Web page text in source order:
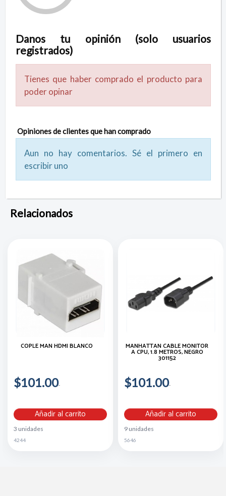
Danos tu opinión (solo usuarios
registrados)
Tienes que haber comprado el producto para
poder opinar
Opiniones de clientes que han comprado
Aun no hay comentarios. Sé el primero en
escribir uno
Relacionados
COPLE MAN HDMI BLANCO
$101.00
Añadir al carrito
3 unidades
4244
MANHATTAN CABLE MONITOR
A CPU, 1.8 METROS, NEGRO
301152
$101.00
Añadir al carrito
9 unidades
5646